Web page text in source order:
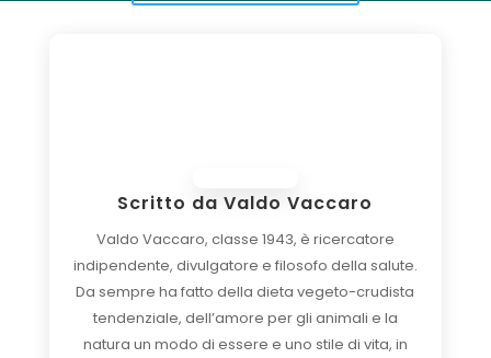
Scritto daValdo Vaccaro
Valdo Vaccaro, classe 1943, è ricercatore
indipendente, divulgatore e filosofo della salute.
Da sempre ha fatto della dieta vegeto-crudista
tendenziale, dell’amore per gli animali e la
natura un modo di essere e uno stile di vita, in